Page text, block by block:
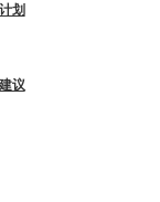
划
议